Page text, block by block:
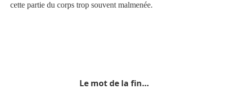
cette partie du corps trop souvent malmenée.
Le mot de la fin…